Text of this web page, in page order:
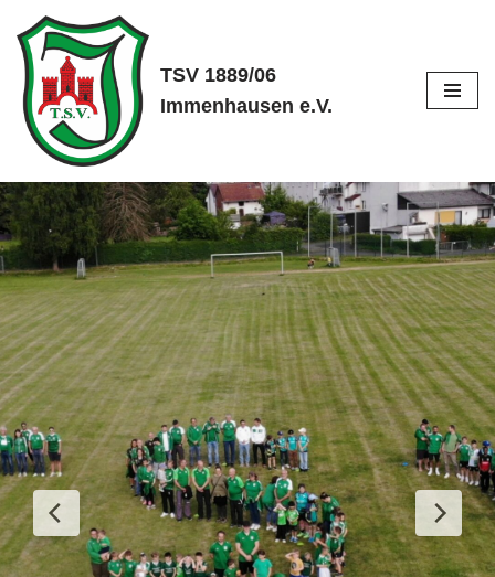
Zum
Inhalt
springen
TSV 1889/06
Immenhausen e.V.